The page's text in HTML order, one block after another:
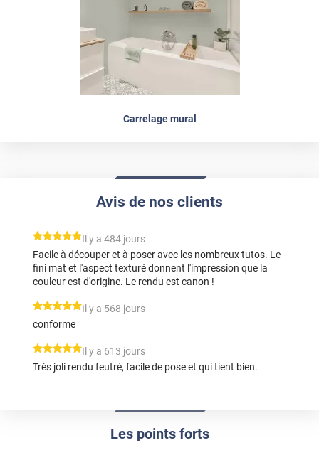
Carrelage mural
Les points forts
Avis de nos clients
*****
Il y a 484 jours
Facile à découper et à poser avec les nombreux tutos. Le
fini mat et l'aspect texturé donnent l'impression que la
couleur est d'origine. Le rendu est canon !
*****
Il y a 568 jours
conforme
*****
Il y a 613 jours
Très joli rendu feutré, facile de pose et qui tient bien.